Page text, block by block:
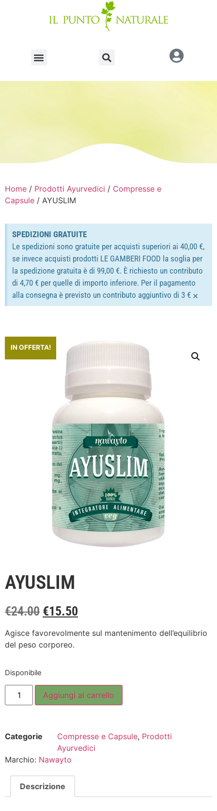
Home / Prodotti Ayurvedici / Compresse e
Capsule / AYUSLIM
SPEDIZIONI GRATUITE
Le spedizioni sono gratuite per acquisti superiori ai 40,00 €,
se invece acquisti prodotti LE GAMBERI FOOD la soglia per
la spedizione gratuita è di 99,00 €. È richiesto un contributo
di 4,70 € per quelle di importo inferiore. Per il pagamento
alla consegna è previsto un contributo aggiuntivo di 3 € ×
IN OFFERTA!
AYUSLIM
€24.00 €15.50
Agisce favorevolmente sul mantenimento dell’equilibrio
del peso corporeo.
Disponibile
Aggiungi al carrello
Categorie Compresse e Capsule, Prodotti
Ayurvedici
Marchio: Nawayto
Descrizione